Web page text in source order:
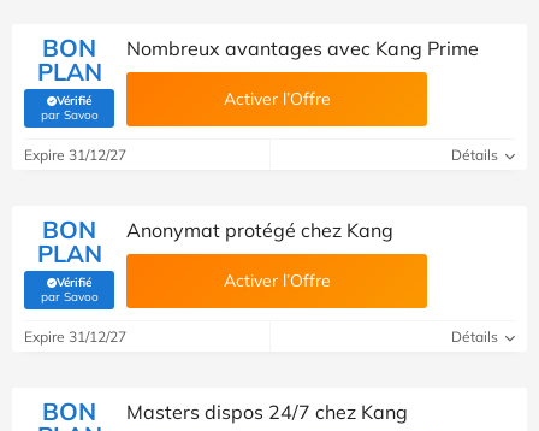
BON
PLAN
Vérifié
par Savoo(Vérifié par Savoo)
Nombreux avantages avec Kang Prime
Activer l’Offre
Expire 31/12/27 Détails
BON
PLAN
Vérifié
par Savoo(Vérifié par Savoo)
Anonymat protégé chez Kang
Activer l’Offre
Expire 31/12/27 Détails
BON
Masters dispos 24/7 chez Kang